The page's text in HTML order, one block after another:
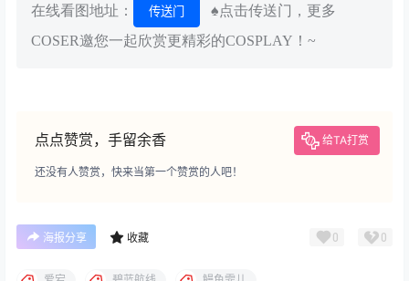
在线看图地址： 传送门
♠点击传送门，更多
COSER邀您一起欣赏更精彩的COSPLAY！~
点点赞赏，手留余香 给TA打赏
还没有人赞赏，快来当第一个赞赏的人吧！
海报分享 收藏 0 0